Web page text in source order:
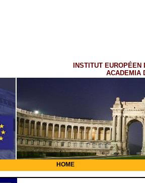
INSTITUT EUROPÉEN
ACADEMIA
HOME